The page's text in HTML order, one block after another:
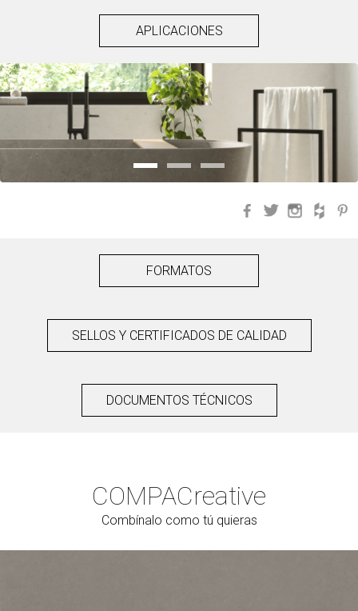
APLICACIONES
Facebook
Twitter
FORMATOS
SELLOS Y CERTIFICADOS DE CALIDAD
DOCUMENTOS TÉCNICOS
COMPACreative
Combínalo como tú quieras